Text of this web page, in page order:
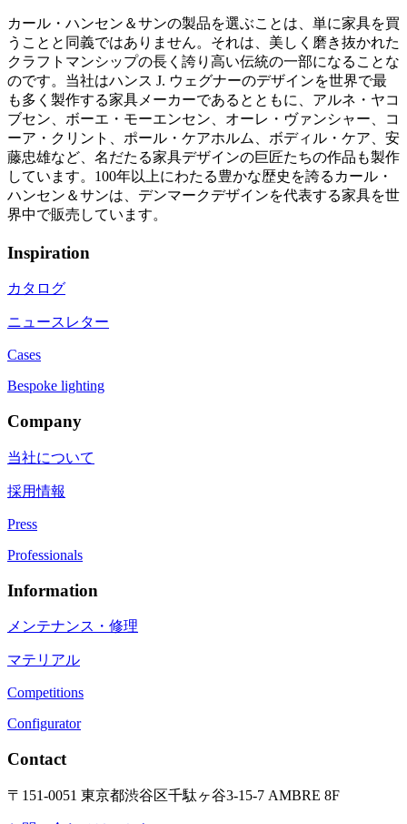
カール・ハンセン＆サンの製品を選ぶことは、単に家具を買
うことと同義ではありません。それは、美しく磨き抜かれた
クラフトマンシップの長く誇り高い伝統の一部になることな
のです。当社はハンス J. ウェグナーのデザインを世界で最
も多く製作する家具メーカーであるとともに、アルネ・ヤコ
ブセン、ボーエ・モーエンセン、オーレ・ヴァンシャー、コ
ーア・クリント、ポール・ケアホルム、ボディル・ケア、安
藤忠雄など、名だたる家具デザインの巨匠たちの作品も製作
しています。100年以上にわたる豊かな歴史を誇るカール・
ハンセン＆サンは、デンマークデザインを代表する家具を世
界中で販売しています。
Inspiration
カタログ
ニュースレター
Cases
Bespoke lighting
Company
当社について
採用情報
Press
Professionals
Information
メンテナンス・修理
マテリアル
Competitions
Configurator
Contact
〒151-0051 東京都渋谷区千駄ヶ谷3-15-7 AMBRE 8F